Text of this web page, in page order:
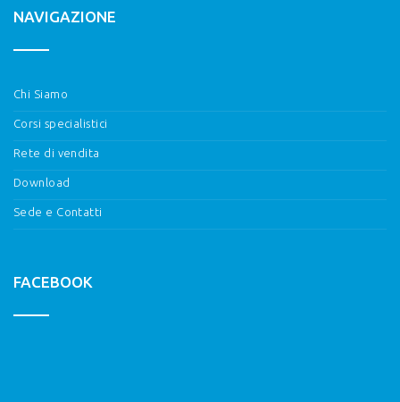
NAVIGAZIONE
Chi Siamo
Corsi specialistici
Rete di vendita
Download
Sede e Contatti
FACEBOOK